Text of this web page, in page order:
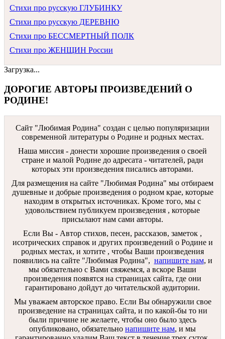
Стихи про русскую ГЛУБИНКУ
Стихи про русскую ДЕРЕВНЮ
Стихи про БЕССМЕРТНЫЙ ПОЛК
Стихи про ЖЕНЩИН России
Загрузка...
ДОРОГИЕ АВТОРЫ ПРОИЗВЕДЕНИЙ О
РОДИНЕ!
Сайт "Любимая Родина" создан c целью популяризации
современной литературы о Родине и родных местах.
Наша миссия - донести хорошие произведения о своей
стране и малой Родине до адресата - читателей, ради
которых эти произведения писались авторами.
Для размещения на сайте "Любимая Родина" мы отбираем
душевные и добрые произведения о родном крае, которые
находим в открытых источниках. Кроме того, мы с
удовольствием публикуем произведения , которые
присылают нам сами авторы.
Если Вы - Автор стихов, песен, рассказов, заметок ,
исотрических справок и других произведений о Родине и
родных местах, и хотите , чтобы Ваши произведения
появились на сайте "Любимая Родина", напишите нам, и
мы обязательно с Вами свяжемся, а вскоре Ваши
произведения появятся на страницах сайта, где они
гарантировано дойдут до читательской аудитории.
Мы уважаем авторское право. Если Вы обнаружили свое
произведение на страницах сайта, и по какой-бы то ни
были причине не желаете, чтобы оно было здесь
опубликовано, обязательно напишите нам, и мы